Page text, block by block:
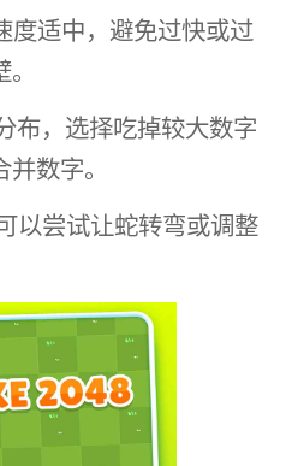
度适中，避免过快或过
布，选择吃掉较大数字
数字。
以尝试让蛇转弯或调整